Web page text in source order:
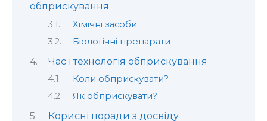
обприскування
Хімічні засоби
Біологічні препарати
Час і технологія обприскування
Коли обприскувати?
Як обприскувати?
Корисні поради з досвіду